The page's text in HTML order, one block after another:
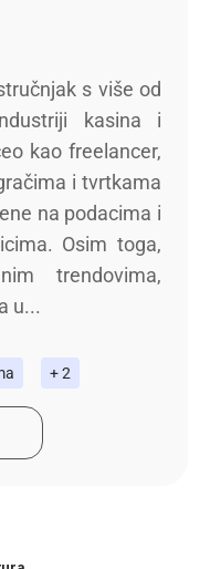
s više od
kasina i
kao freelancer,
i tvrtkama
na podacima i
Osim toga,
trendovima,
u...
+ 2